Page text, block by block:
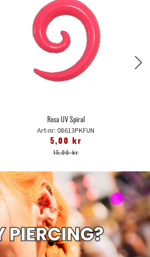
Rosa UV Spiral
Art-nr: 08613PKFUN
5,00 kr
15,00 kr